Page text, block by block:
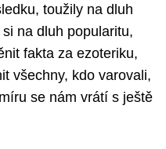
toužily na dluh
na dluh popularitu,
fakta za ezoteriku,
všechny, kdo varovali,
se nám vrátí s ještě